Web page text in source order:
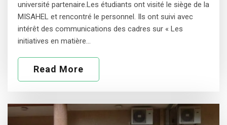
université partenaire.Les étudiants ont visité le siège de la
MISAHEL et rencontré le personnel. Ils ont suivi avec
intérêt des communications des cadres sur « Les
initiatives en matière…
Read More